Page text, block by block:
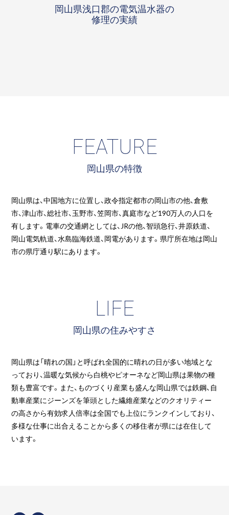
岡山県浅口郡の電気温水器の
修理の実績
FEATURE
岡山県の特徴
岡山県は、中国地方に位置し、政令指定都市の岡山市の他、倉敷
市、津山市、総社市、玉野市、笠岡市、真庭市など190万人の人口を
有します。電車の交通網としては、JRの他、智頭急行、井原鉄道、
岡山電気軌道、水島臨海鉄道、岡電があります。県庁所在地は岡山
市の県庁通り駅にあります。
LIFE
岡山県の住みやすさ
岡山県は「晴れの国」と呼ばれ全国的に晴れの日が多い地域とな
っており、温暖な気候から白桃やピオーネなど岡山県は果物の種
類も豊富です。また、ものづくり産業も盛んな岡山県では鉄鋼、自
動車産業にジーンズを筆頭とした繊維産業などのクオリティー
の高さから有効求人倍率は全国でも上位にランクインしており、
多様な仕事に出合えることから多くの移住者が県には在住して
います。